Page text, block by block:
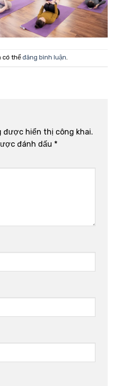
có thể đăng bình luận.
được hiển thị công khai.
đánh dấu *